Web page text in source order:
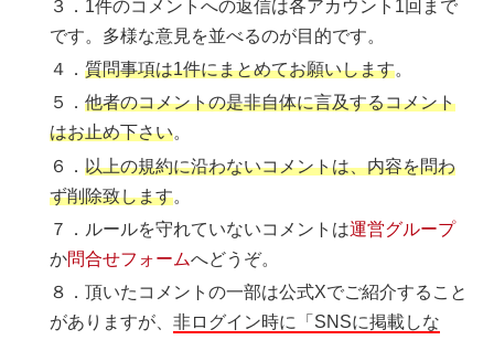
３．1件のコメントへの返信は各アカウント1回まで
です。多様な意見を並べるのが目的です。
４．質問事項は1件にまとめてお願いします。
５．他者のコメントの是非自体に言及するコメント
はお止め下さい。
６．以上の規約に沿わないコメントは、内容を問わ
ず削除致します。
７．ルールを守れていないコメントは運営グループ
か問合せフォームへどうぞ。
８．頂いたコメントの一部は公式Xでご紹介すること
がありますが、非ログイン時に「SNSに掲載しな